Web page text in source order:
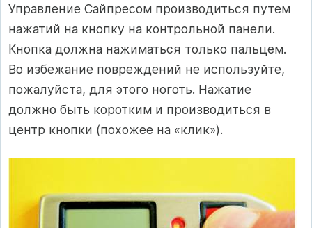
Управление Сайпресом производиться путем
нажатий на кнопку на контрольной панели.
Кнопка должна нажиматься только пальцем.
Во избежание повреждений не используйте,
пожалуйста, для этого ноготь. Нажатие
должно быть коротким и производиться в
центр кнопки (похожее на «клик»).